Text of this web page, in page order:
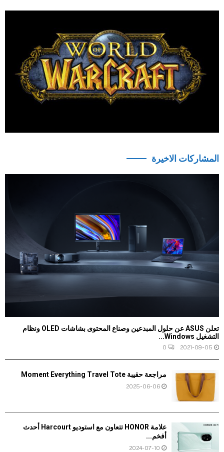
المشاركات الاخيرة
تعلن ASUS عن حلول المبدعين وصناع المحتوى بشاشات OLED ونظام
التشغيل Windows...
2021-09-05
0
مراجعة حقيبة Moment Everything Travel Tote
2025-06-06
علامة HONOR تتعاون مع استوديو Harcourt أحدث
أفخم...
2024-07-10